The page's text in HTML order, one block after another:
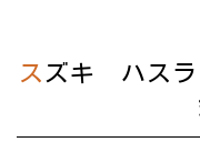
スズキ ハスラー リヤドア交換 側面